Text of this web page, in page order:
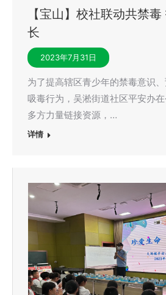
【宝山】校社联动共禁
长
2023年7月31日
为了提高辖区青少年的禁毒意识
吸毒行为，吴淞街道社区平安办
多方力量链接资源，…
详情